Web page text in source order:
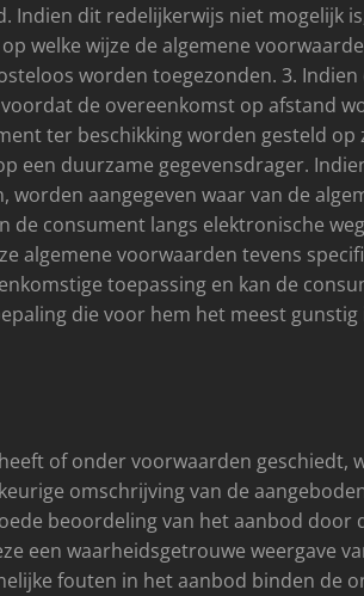
Indien dit redelijkerwijs niet mogelijk
welke wijze de algemene
worden toegezonden. 3.
de overeenkomst op afstand
ter beschikking worden gesteld
een duurzame gegevensdrager.
aangegeven waar van de
de consument langs elektronische
algemene voorwaarden tevens
toepassing en kan de
die voor hem het meest gunstig
of onder voorwaarden geschiedt,
omschrijving van de
beoordeling van het aanbod door
een waarheidsgetrouwe weergave
fouten in het aanbod binden de